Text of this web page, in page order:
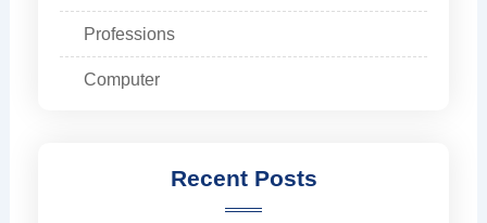
Professions
Computer
Recent Posts